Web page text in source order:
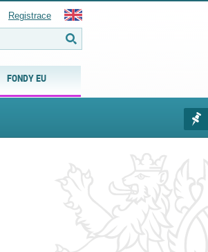
FONDY EU
Registrace